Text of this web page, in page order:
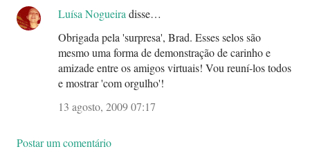
Luísa Nogueira disse…
Obrigada pela 'surpresa', Brad. Esses selos são
mesmo uma forma de demonstração de carinho e
amizade entre os amigos virtuais! Vou reuní-los todos
e mostrar 'com orgulho'!
13 agosto, 2009 07:17
Postar um comentário